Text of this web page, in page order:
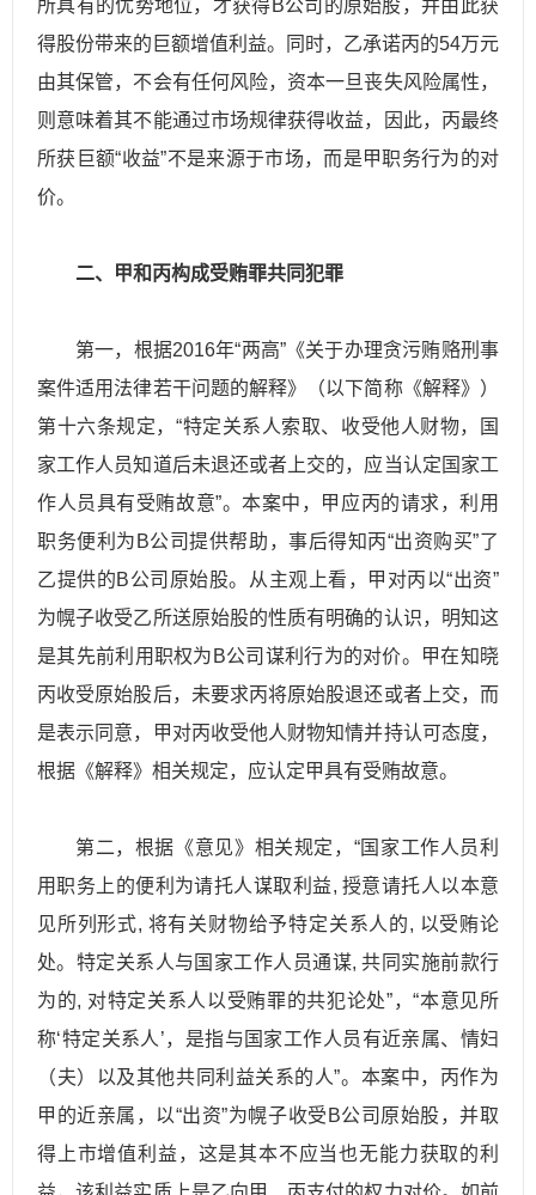
所具有的优势地位，才获得B公司的原始股，并由此获
得股份带来的巨额增值利益。同时，乙承诺丙的54万元
由其保管，不会有任何风险，资本一旦丧失风险属性，
则意味着其不能通过市场规律获得收益，因此，丙最终
所获巨额“收益”不是来源于市场，而是甲职务行为的对
价。
二、甲和丙构成受贿罪共同犯罪
第一，根据2016年“两高”《关于办理贪污贿赂刑事
案件适用法律若干问题的解释》（以下简称《解释》）
第十六条规定，“特定关系人索取、收受他人财物，国
家工作人员知道后未退还或者上交的，应当认定国家工
作人员具有受贿故意”。本案中，甲应丙的请求，利用
职务便利为B公司提供帮助，事后得知丙“出资购买”了
乙提供的B公司原始股。从主观上看，甲对丙以“出资”
为幌子收受乙所送原始股的性质有明确的认识，明知这
是其先前利用职权为B公司谋利行为的对价。甲在知晓
丙收受原始股后，未要求丙将原始股退还或者上交，而
是表示同意，甲对丙收受他人财物知情并持认可态度，
根据《解释》相关规定，应认定甲具有受贿故意。
第二，根据《意见》相关规定，“国家工作人员利
用职务上的便利为请托人谋取利益, 授意请托人以本意
见所列形式, 将有关财物给予特定关系人的, 以受贿论
处。特定关系人与国家工作人员通谋, 共同实施前款行
为的, 对特定关系人以受贿罪的共犯论处”，“本意见所
称‘特定关系人’，是指与国家工作人员有近亲属、情妇
（夫）以及其他共同利益关系的人”。本案中，丙作为
甲的近亲属，以“出资”为幌子收受B公司原始股，并取
得上市增值利益，这是其本不应当也无能力获取的利